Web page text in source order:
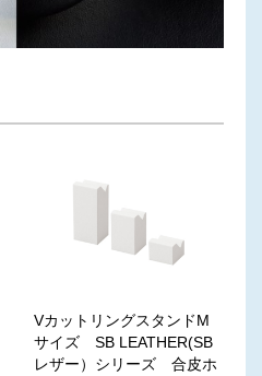
VカットリングスタンドM
サイズ SB LEATHER(SB
レザー）シリーズ 合皮ホ